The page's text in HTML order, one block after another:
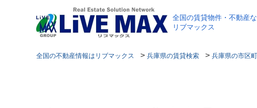
全国の賃貸物件・不動産
リブマックス
全国の不動産情報はリブマックス > 兵庫県の賃貸検索 > 兵庫県の市区